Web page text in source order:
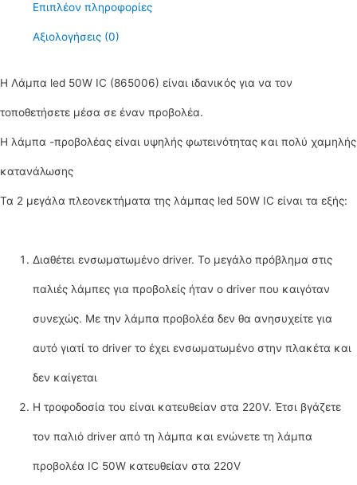
Επιπλέον πληροφορίες
Αξιολογήσεις (0)
Η Λάμπα led 50W IC (865006) είναι ιδανικός για να τον
τοποθετήσετε μέσα σε έναν προβολέα.
H λάμπα -προβολέας είναι υψηλής φωτεινότητας και πολύ χαμηλής
κατανάλωσης
Τα 2 μεγάλα πλεονεκτήματα της λάμπας led 50W IC είναι τα εξής:
Διαθέτει ενσωματωμένο driver. Το μεγάλο πρόβλημα στις
παλιές λάμπες για προβολείς ήταν ο driver που καιγόταν
συνεχώς. Με την λάμπα προβολέα δεν θα ανησυχείτε για
αυτό γιατί το driver το έχει ενσωματωμένο στην πλακέτα και
δεν καίγεται
Η τροφοδοσία του είναι κατευθείαν στα 220V. Έτσι βγάζετε
τον παλιό driver από τη λάμπα και ενώνετε τη λάμπα
προβολέα IC 50W κατευθείαν στα 220V